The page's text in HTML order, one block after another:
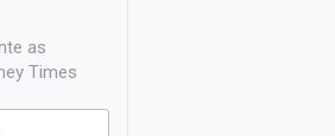
as
Times